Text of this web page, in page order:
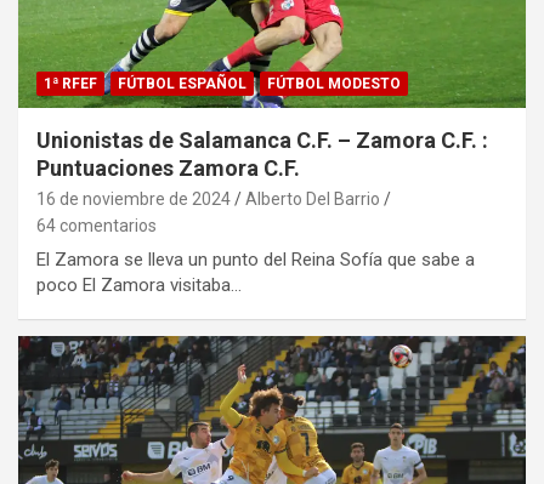
1ª RFEF FÚTBOL ESPAÑOL FÚTBOL MODESTO
Unionistas de Salamanca C.F. – Zamora C.F. :
Puntuaciones Zamora C.F.
16 de noviembre de 2024
Alberto Del Barrio
64 comentarios
El Zamora se lleva un punto del Reina Sofía que sabe a
poco El Zamora visitaba…